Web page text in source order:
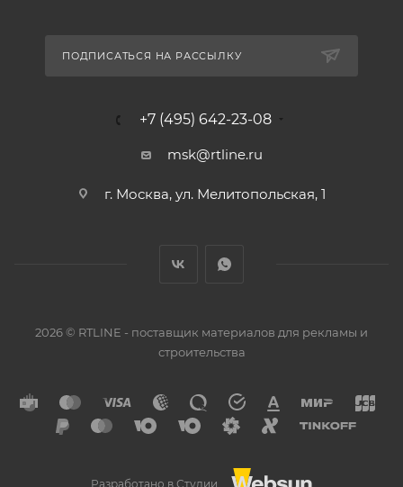
ПОДПИСАТЬСЯ НА РАССЫЛКУ
+7 (495) 642-23-08
msk@rtline.ru
г. Москва, ул. Мелитопольская, 1
2026 © RTLINE - поставщик материалов для рекламы и
строительства
Разработано в Студии